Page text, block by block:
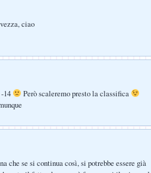
ciao
14
Però scaleremo presto la classifica
che se si continua così, si potrebbe essere già